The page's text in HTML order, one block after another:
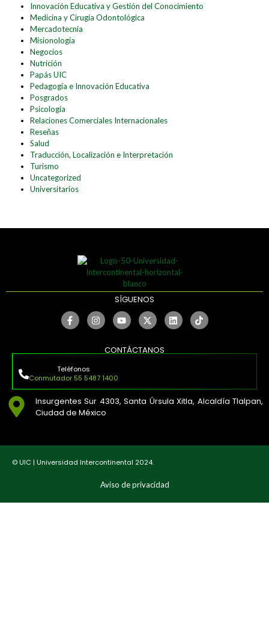
Innovación Educativa y Gestión del Conocimiento
Medicina y Cirugía Odontológica
Mercadotecnia
Misionología
Negocios
Nutrición
Papás UIC
Pedagogía e Innovación Educativa
Posgrados
Psicología
Relaciones Comerciales Internacionales
Reseñas
Salud
Traducción, Localización e Interpretación
Turismo
Uncategorized
Universitarios
SÍGUENOS
CONTÁCTANOS
Teléfonos
Conmutador 55 5487 1400
Insurgentes Sur 4303, Santa Úrsula Xitla, Alcaldía Tlalpan,
Ciudad de México
© UIC | Universidad Intercontinental 2024.
Aviso de privacidad